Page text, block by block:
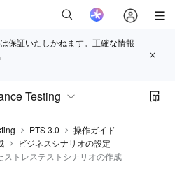
保証いたしかねます。正確な情報
Testing
PTS 3.0
操作ガイド
ビジネスシナリオの設定
ストレステストシナリオの作成